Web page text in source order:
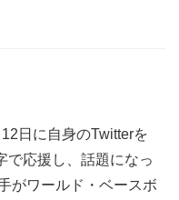
日に自身のTwitterを
で応援し、話題になっ
がワールド・ベースボ